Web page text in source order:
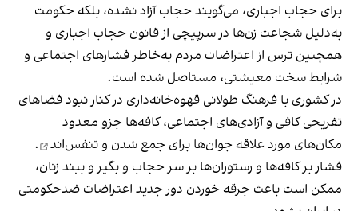
برای حجاب اجباری، می‌گویند حجاب آزاد نشده، بلکه حکومت
به‌دلیل شجاعت زن‌ها در سرپیچی از قانون حجاب اجباری و
همچنین ترس از اعتراضات مردم به‌خاطر فشارهای اجتماعی و
شرایط سخت معیشتی، مستاصل شده است.
در کشوری با فرهنگ طولانی قهوه‌‌خانه‌داری در کنار نبود فضاهای
تفریحی کافی و آزادی‌های اجتماعی، کافه‌ها جزو معدود
مکان‌های مورد علاقه جوان‌ها برای جمع شدن و تنفس‌اند
.
فشار بر کافه‌ها و رستوران‌ها بر سر حجاب و بگیر و ببند زنان،
ممکن است باعث جرقه خوردن دور جدید اعتراضات ضدحکومتی